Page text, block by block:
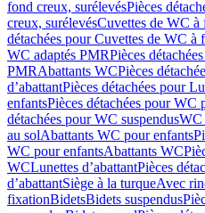
fond creux, surélevésPièces
creux, surélevésCuvettes de WC à
détachées pour Cuvettes de WC à
WC adaptés PMRPièces
PMRAbattants WCPièces
d’abattantPièces détachées pour
enfantsPièces détachées pour WC
détachées pour WC suspendusWC
au solAbattants WC pour enfants
WC pour enfantsAbattants WC
WCLunettes d’abattantPièces
d’abattantSiège à la turqueAvec
fixationBidetsBidets suspendus